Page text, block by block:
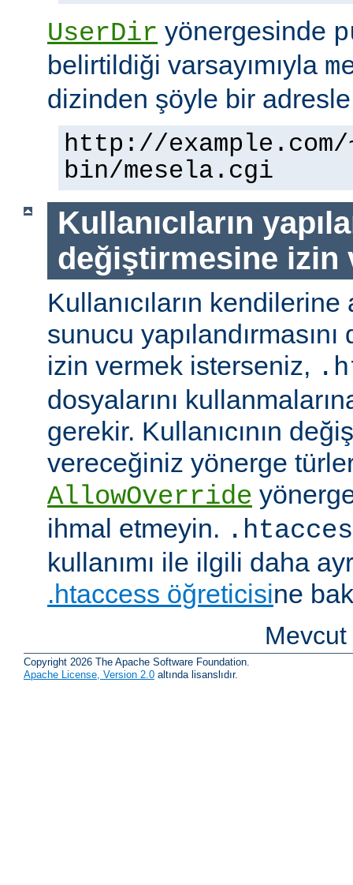
UserDir yönergesinde
belirtildiği varsayımıyla
dizinden şöyle bir
http://
bin/mesela.cgi
Kullanıcıların
değiştirmesine izin
Kullanıcıların
sunucu
izin vermek isterseniz,
dosyalarını
gerekir. Kullanıcının
vereceğiniz yönerge
AllowOverride
ihmal etmeyin.
kullanımı ile ilgili daha
.htaccess öğreticisine
Copyright 2026 The Apache Software Foundation.
Apache License, Version 2.0 altında lisanslıdır.